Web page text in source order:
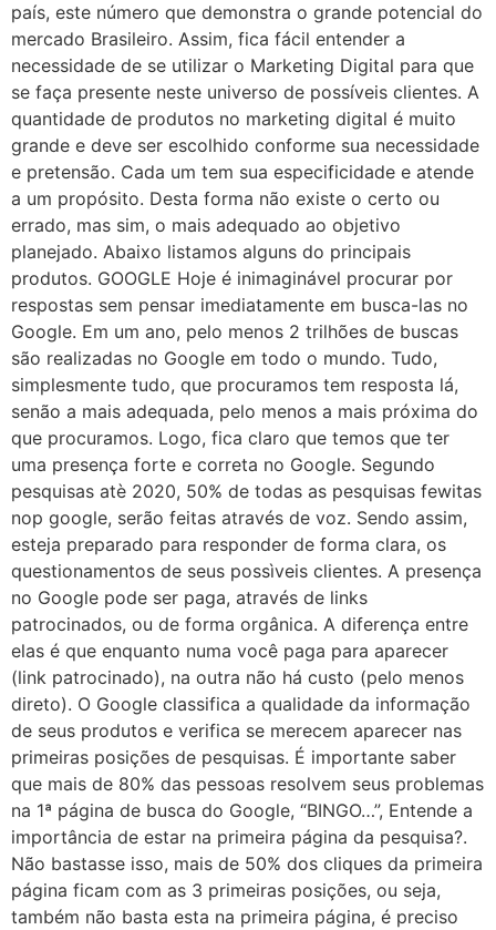
país, este número que demonstra o grande potencial do
mercado Brasileiro. Assim, fica fácil entender a
necessidade de se utilizar o Marketing Digital para que
se faça presente neste universo de possíveis clientes. A
quantidade de produtos no marketing digital é muito
grande e deve ser escolhido conforme sua necessidade
e pretensão. Cada um tem sua especificidade e atende
a um propósito. Desta forma não existe o certo ou
errado, mas sim, o mais adequado ao objetivo
planejado. Abaixo listamos alguns do principais
produtos. GOOGLE Hoje é inimaginável procurar por
respostas sem pensar imediatamente em busca-las no
Google. Em um ano, pelo menos 2 trilhões de buscas
são realizadas no Google em todo o mundo. Tudo,
simplesmente tudo, que procuramos tem resposta lá,
senão a mais adequada, pelo menos a mais próxima do
que procuramos. Logo, fica claro que temos que ter
uma presença forte e correta no Google. Segundo
pesquisas atè 2020, 50% de todas as pesquisas fewitas
nop google, serão feitas através de voz. Sendo assim,
esteja preparado para responder de forma clara, os
questionamentos de seus possìveis clientes. A presença
no Google pode ser paga, através de links
patrocinados, ou de forma orgânica. A diferença entre
elas é que enquanto numa você paga para aparecer
(link patrocinado), na outra não há custo (pelo menos
direto). O Google classifica a qualidade da informação
de seus produtos e verifica se merecem aparecer nas
primeiras posições de pesquisas. É importante saber
que mais de 80% das pessoas resolvem seus problemas
na 1ª página de busca do Google, “BINGO…”, Entende a
importância de estar na primeira página da pesquisa?.
Não bastasse isso, mais de 50% dos cliques da primeira
página ficam com as 3 primeiras posições, ou seja,
também não basta esta na primeira página, é preciso